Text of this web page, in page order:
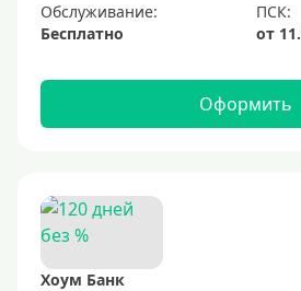
Обслуживание:
Бесплатно
Оформить
Хоум Банк